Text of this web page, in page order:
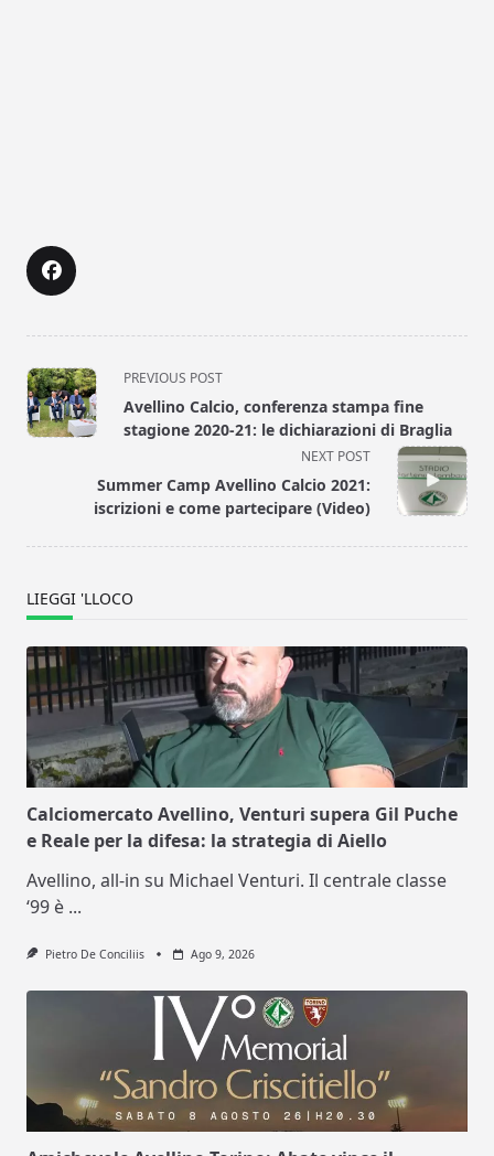
<span
class="nav-
subtitle
text">Page</span>
PREVIOUS POST
Avellino Calcio, conferenza stampa fine
stagione 2020-21: le dichiarazioni di Braglia
NEXT POST
Summer Camp Avellino Calcio 2021:
iscrizioni e come partecipare (Video)
LIEGGI 'LLOCO
Calciomercato Avellino, Venturi supera Gil Puche
e Reale per la difesa: la strategia di Aiello
Avellino, all-in su Michael Venturi. Il centrale classe
‘99 è ...
Pietro De Conciliis Ago 9, 2026